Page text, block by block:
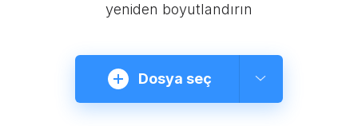
yeniden boyutlandırın
Dosya seç